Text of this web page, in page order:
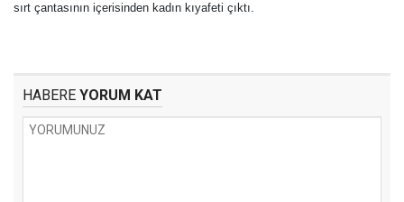
sırt çantasının içerisinden kadın kıyafeti çıktı.
HABERE YORUM KAT